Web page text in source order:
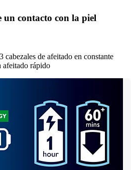
contacto con la piel
cabezales de afeitado en constante
afeitado rápido